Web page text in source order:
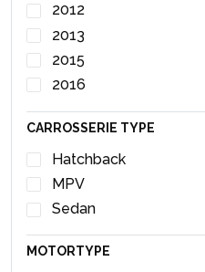
2012
2013
2015
2016
2018
2020
CARROSSERIE TYPE
Hatchback
MPV
Sedan
MOTORTYPE